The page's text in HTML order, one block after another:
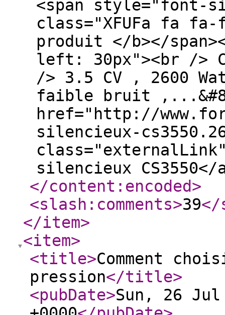
<span style="font-
class="XFUFa fa
produit </b></
left: 30px"><br />
/> 3.5 CV , 2600
faible bruit
href="http://
silencieux-
silencieux
</content:encoded>
<slash:comments>39</
</item>
<item>
<title>Comment
pression</title>
<pubDate>Sun, 26 Jul